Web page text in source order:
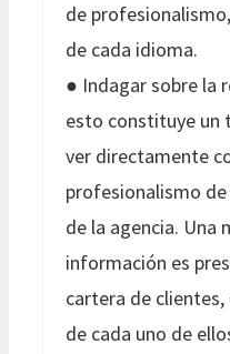
de
de cada idioma.
● Indagar sobre la
esto constituye un
ver directamente
profesionalismo
de la agencia. Una
información es
cartera de
de cada uno de